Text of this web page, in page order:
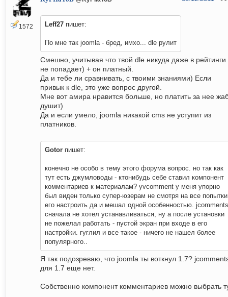
1572 Leff27 пишет:
По мне так joomla - бред, имхо... dle рулит
Смешно, учитывая что твой dle никуда даже в рейтинги
не попадает) + он платный.
Да и тебе ли сравнивать, с твоими знаниями) Если
привык к dle, это уже вопрос другой.
Мне вот амира нравится больше, но платить за нее
душит)
Да и если умело, joomla никакой cms не уступит из
платников.
Gotor пишет:
конечно не особо в тему этого форума вопрос. но так как
тут есть джумловоды - ктонибудь себе ставил компонент
комментариев к материалам? yvcomment у меня упорно
был виден только супер-юзерам не смотря на все попытки
его настроить да и мешал одной особенностью. jcomments
сначала не хотел устанавливаться, ну а после установки
не пожелал работать - пустой экран при входе в его
настройки. гуглил и все такое - ничего не нашел более
популярного..
Я так подозреваю, что joomla ты воткнул 1.7?
для 1.7 еще нет.
Собственно компонент комментариев можно выбрать